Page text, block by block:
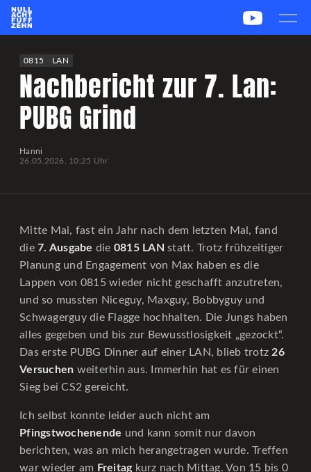
0815 LAN
Nachbericht zur 7. Lan:
PUBG Grind
Hanni
26.05.2026, 10:25 Uhr
Mitte Mai, fast ein Jahr nach dem letzten Mal, fand
die 7. Ausgabe die 0815 LAN statt. Trotz frühzeitiger
Planung und Engagement von Max haben es die
Lappen von 0815 wieder nicht geschafft anzutreten,
und so mussten Niceguy, Maxguy, Bobbyguy und
Schwagerguy die Flagge hochhalten. Die Jungs haben
alles gegeben und bis zur Bewusstlosigkeit „gezockt“.
Das erste PUBG Dinner auf einer LAN, blieb trotz 26
Versuchen weiterhin aus. Immerhin hat es für einen
Sieg bei CS2 gereicht.
Ich selbst konnte leider auch nicht am
Pfingstwochenende und kann somit nur davon
berichten, was an mich herangetragen wurde. Treffen
war wieder am Freitagkurz nach Mittag. Von 15 bis 0